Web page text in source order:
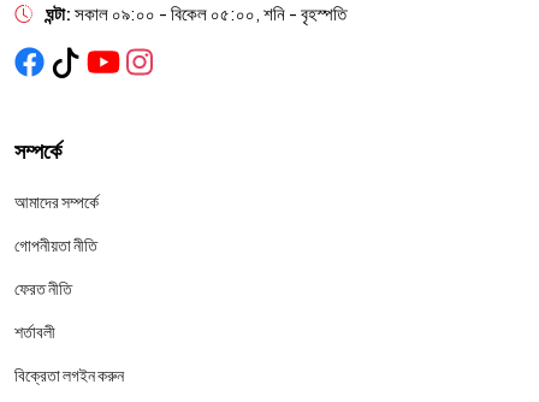
ঘন্টা: সকাল ০৯:০০ - বিকেল ০৫:০০, শনি - বৃহস্পতি
সম্পর্কে
আমাদের সম্পর্কে
গোপনীয়তা নীতি
ফেরত নীতি
শর্তাবলী
বিক্রেতা লগইন করুন